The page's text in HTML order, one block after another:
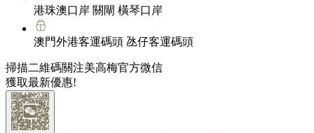
港珠澳口岸 關閘 橫琴口岸
澳門外港客運碼頭 氹仔客運碼頭
掃描二維碼關注美高梅官方微信
獲取最新優惠!